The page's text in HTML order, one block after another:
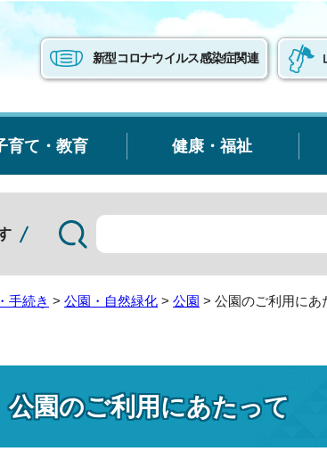
新型コロナウイルス感染症関連
育て・教育 健康・福祉
手続き > 公園・自然緑化 > 公園 > 公園のご利用にあ
公園のご利用にあたって